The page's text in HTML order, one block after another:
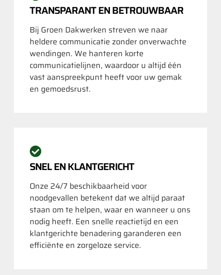
TRANSPARANT EN BETROUWBAAR
Bij Groen Dakwerken streven we naar
heldere communicatie zonder onverwachte
wendingen. We hanteren korte
communicatielijnen, waardoor u altijd één
vast aanspreekpunt heeft voor uw gemak
en gemoedsrust.
SNEL EN KLANTGERICHT
Onze 24/7 beschikbaarheid voor
noodgevallen betekent dat we altijd paraat
staan om te helpen, waar en wanneer u ons
nodig heeft. Een snelle reactietijd en een
klantgerichte benadering garanderen een
efficiënte en zorgeloze service.